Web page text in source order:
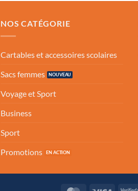
NOS CATÉGORIE
Cartables et accessoires scolaires
Sacs femmes
Voyage et Sport
Business
Sport
Promotions